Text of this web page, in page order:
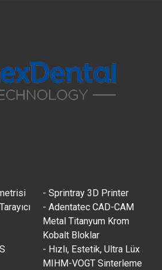
- Sprintray 3D Printer
- Adentatec CAD-CAM
Metal Titanyum Krom
Kobalt Bloklar
- Hızlı, Estetik, Ultra Lüx
MIHM-VOGT Sinterleme